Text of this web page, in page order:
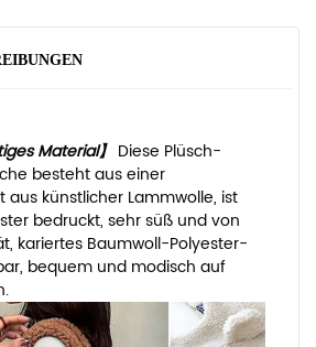
Material】 Diese Plüsch-
besteht aus einer
aus künstlicher Lammwolle, ist
bedruckt, sehr süß und von
kariertes Baumwoll-Polyester-
bequem und modisch auf